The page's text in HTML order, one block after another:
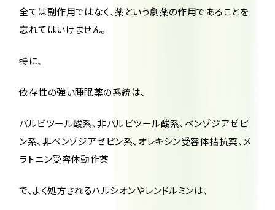
全ては副作用ではなく、薬という劇薬の作用であることを
忘れてはいけません。
特に、
依存性の強い睡眠薬の系統は、
バルビツール酸系、非バルビツール酸系、ベンゾジアゼピ
ン系、非ベンゾジアゼピン系、オレキシン受容体拮抗薬、メ
ラトニン受容体動作薬
で、よく処方されるハルシオンやレンドルミンは、